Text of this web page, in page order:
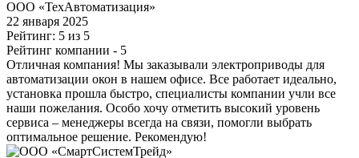
ООО «ТехАвтоматизация»
22 января 2025
Рейтинг: 5 из 5
Рейтинг компании - 5
Отличная компания! Мы заказывали электроприводы для
автоматизации окон в нашем офисе. Все работает идеально,
установка прошла быстро, специалисты компании учли все
наши пожелания. Особо хочу отметить высокий уровень
сервиса – менеджеры всегда на связи, помогли выбрать
оптимальное решение. Рекомендую!